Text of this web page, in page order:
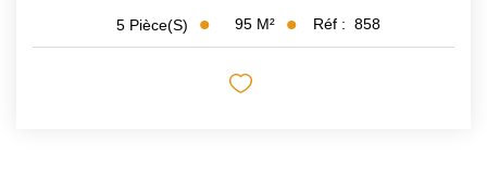
5 Pièce(s) 95 M² Réf : 858